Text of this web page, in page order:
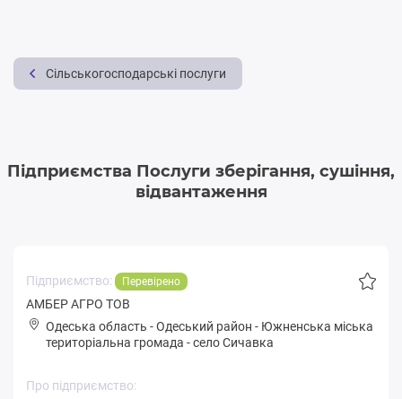
Сільськогосподарські послуги
Підприємства Послуги зберігання, сушіння,
відвантаження
Підприємство: Перевірено
АМБЕР АГРО ТОВ
Одеська область -Одеський район - Южнeнськa міська
територіальна громада -село Сичавка
Про підприємство: